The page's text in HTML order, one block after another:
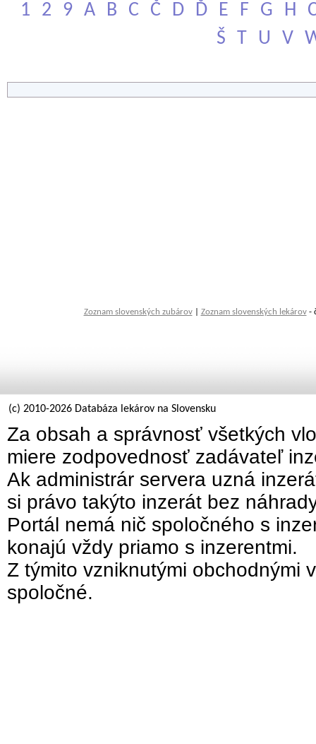
1 2 9 A B C Č D Ď E F G H
Š
T U V
Zoznam slovenských zubárov| Zoznam slovenských lekárov-
(c) 2010-2026 Databáza lekárov na Slovensku
Za obsah a správnosť všetkých
miere zodpovednosť zadávateľ
Ak administrár servera uzná
si právo takýto inzerát bez
Portál nemá nič spoločného s
konajú vždy priamo s inzerentmi.
Z týmito vzniknutými obchodnými
spoločné.